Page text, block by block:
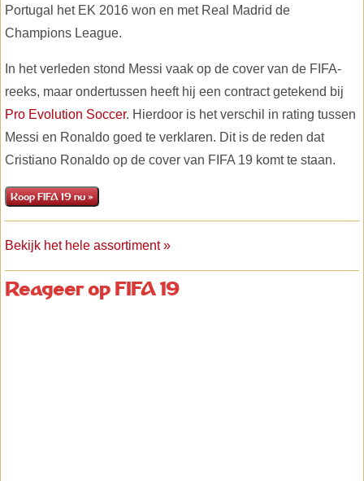
Portugal het EK 2016 won en met Real Madrid de
Champions League.
In het verleden stond Messi vaak op de cover van de FIFA-
reeks, maar ondertussen heeft hij een contract getekend bij
Pro Evolution Soccer. Hierdoor is het verschil in rating tussen
Messi en Ronaldo goed te verklaren. Dit is de reden dat
Cristiano Ronaldo op de cover van FIFA 19 komt te staan.
Koop FIFA 19 nu »
Bekijk het hele assortiment »
Reageer op FIFA 19